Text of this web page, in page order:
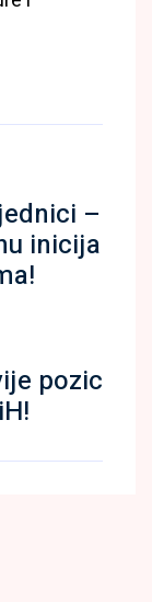
–
inicija
pozic